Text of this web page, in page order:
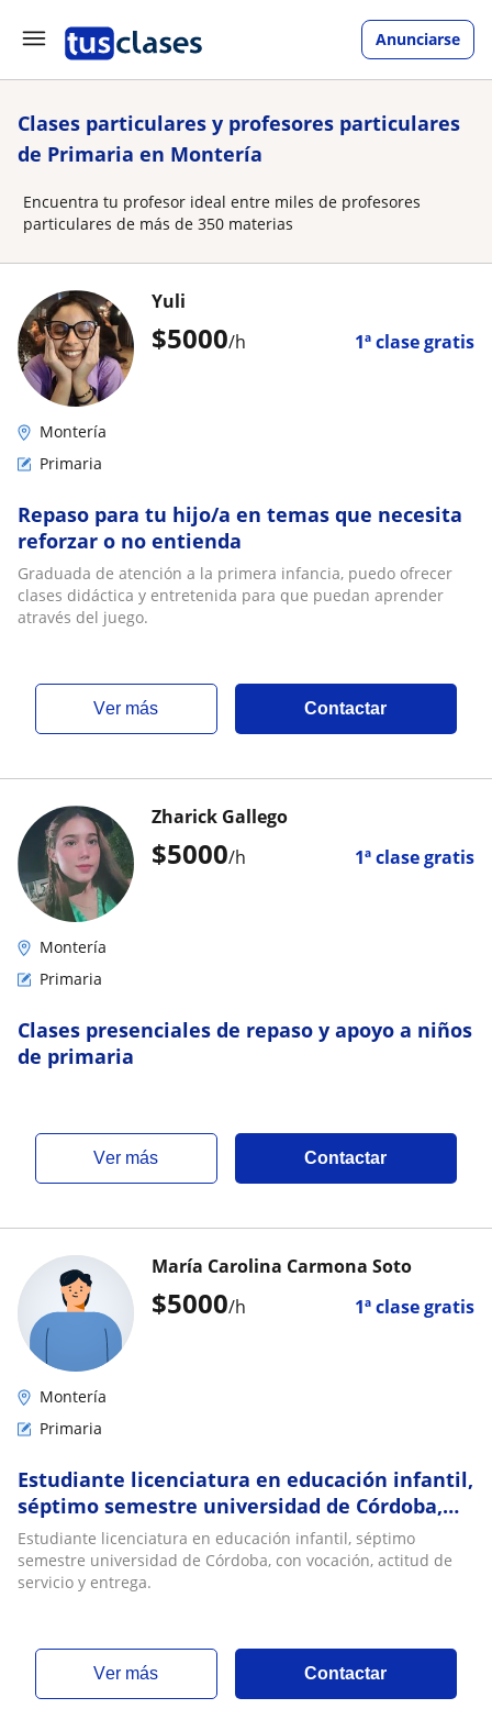
Anunciarse
Clases particulares y profesores particulares
de Primaria en Montería
Encuentra tu profesor ideal entre miles de profesores
particulares de más de 350 materias
$5000/h 1ª clase gratis
Yuli
Montería
Primaria
Repaso para tu hijo/a en temas que necesita
reforzar o no entienda
Graduada de atención a la primera infancia, puedo ofrecer
clases didáctica y entretenida para que puedan aprender
através del juego.
ver más Contactar
$5000/h 1ª clase gratis
Zharick Gallego
Montería
Primaria
Clases presenciales de repaso y apoyo a niños
de primaria
ver más Contactar
$5000/h 1ª clase gratis
María Carolina Carmona Soto
Montería
Primaria
Estudiante licenciatura en educación infantil,
séptimo semestre universidad de Córdoba,
con vocación, actitud de servicio y entrega
Estudiante licenciatura en educación infantil, séptimo
semestre universidad de Córdoba, con vocación, actitud de
servicio y entrega.
ver más Contactar